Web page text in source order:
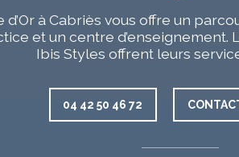
d’Or à Cabriès vous offre un
et un centre
Ibis Styles offrent leurs
04 42 50 46 72